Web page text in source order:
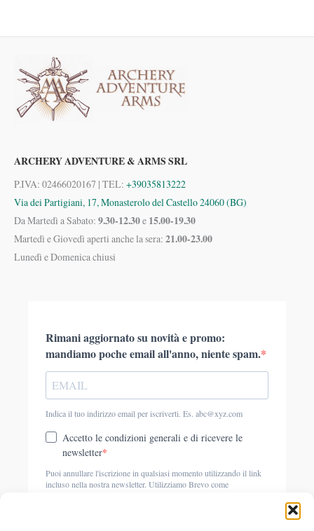
ARCHERY ADVENTURE & ARMS SRL
P.IVA: 02466020167 | TEL: +39035813222
Via dei Partigiani, 17, Monasterolo del Castello 24060 (BG)
Da Martedì a Sabato: 9.30-12.30e 15.00-19.30
Martedì e Giovedì aperti anche la sera: 21.00-23.00
Lunedì e Domenica chiusi